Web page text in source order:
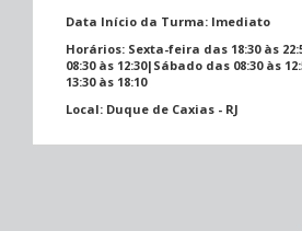
Data Início da Turma: Imediato
Horários: Sexta-feira das 18:30 às
08:30 às 12:30|Sábado das 08:30 às
13:30 às 18:10
Local: Duque de Caxias - RJ